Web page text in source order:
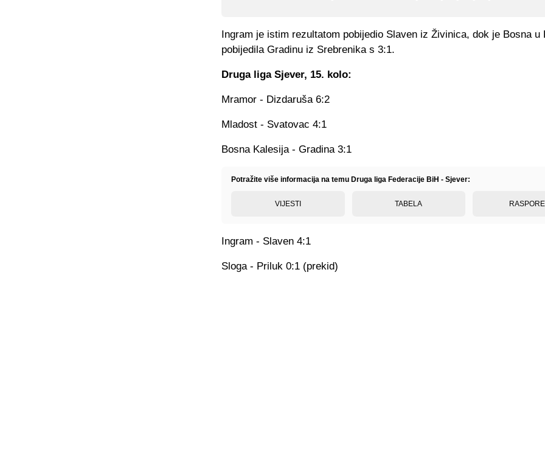
Ingram je istim rezultatom pobijedio Slaven iz Živinica, dok je Bosna u
pobijedila Gradinu iz Srebrenika s 3:1.
Druga liga Sjever, 15. kolo:
Mramor - Dizdaruša 6:2
Mladost - Svatovac 4:1
Bosna Kalesija - Gradina 3:1
Potražite više informacija na temu Druga liga Federacije BiH - Sjever:
VIJESTI TABELA
Ingram - Slaven 4:1
Sloga - Priluk 0:1 (prekid)